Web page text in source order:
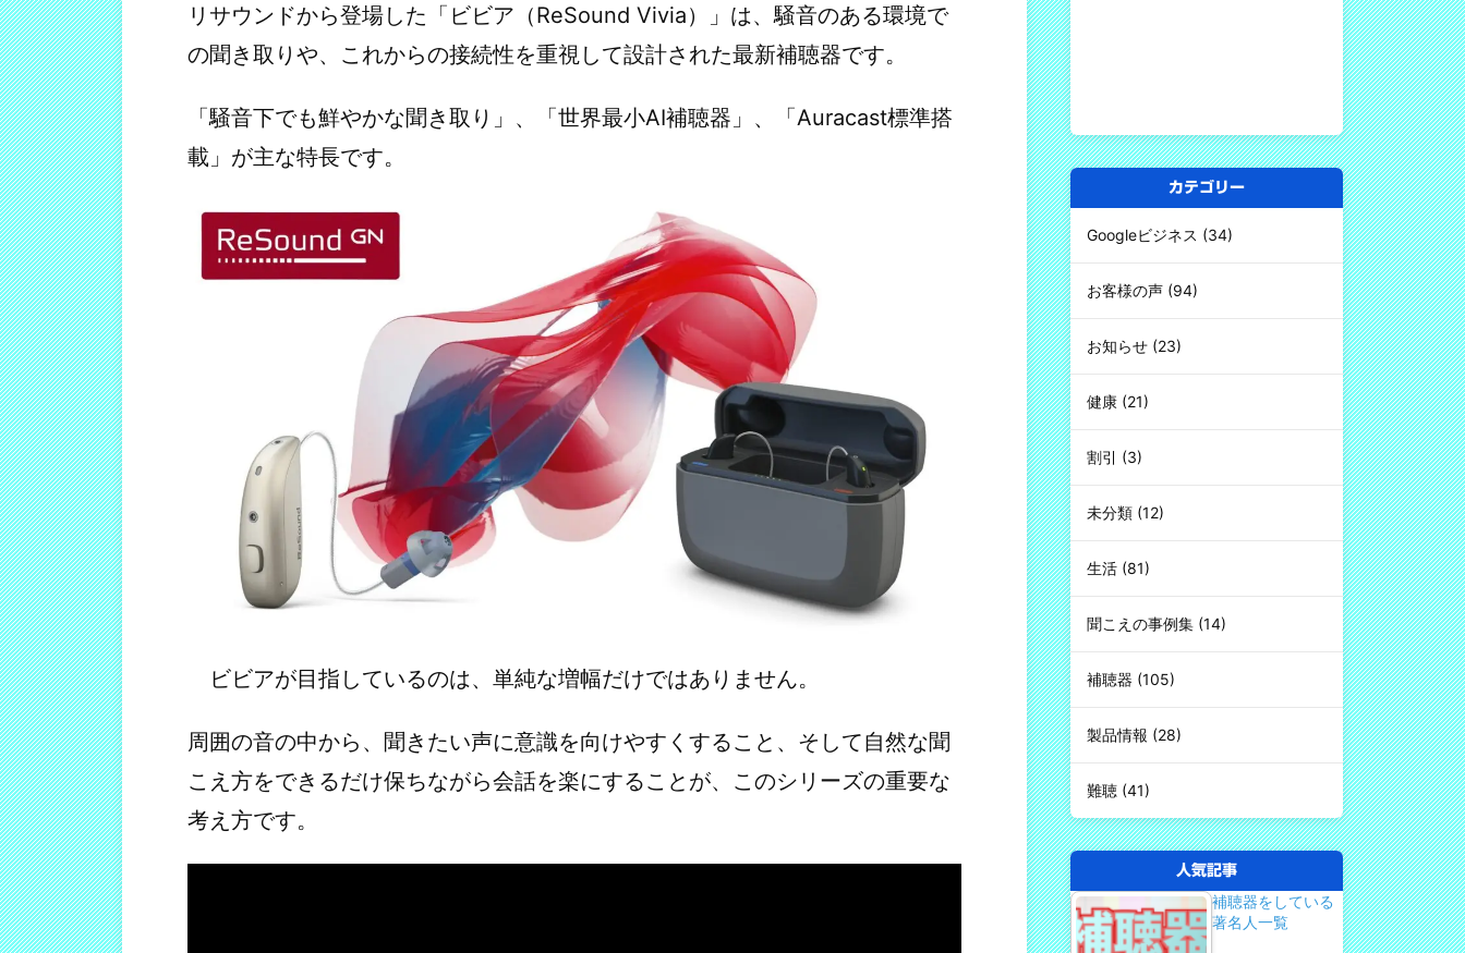
リサウンドから登場した「ビビア（ReSound Vivia）」は、騒音のある環境で
の聞き取りや、これからの接続性を重視して設計された最新補聴器です。
「騒音下でも鮮やかな聞き取り」、「世界最小AI補聴器」、「Auracast標準搭
載」が主な特長です。
ビビアが目指しているのは、単純な増幅だけではありません。
周囲の音の中から、聞きたい声に意識を向けやすくすること、そして自然な聞
こえ方をできるだけ保ちながら会話を楽にすることが、このシリーズの重要な
考え方です。
カテゴリー
Googleビジネス (34)
お客様の声 (94)
お知らせ (23)
健康 (21)
割引 (3)
未分類 (12)
生活 (81)
聞こえの事例集 (14)
補聴器 (105)
製品情報 (28)
難聴 (41)
人気記事
補聴器をしている
著名人一覧